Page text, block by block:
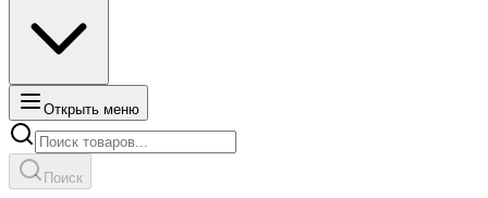
Открыть меню
Поиск